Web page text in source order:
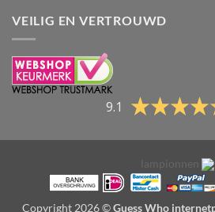
VEILIG EN VERTROUWD
9.1
lampionnen
Copyright 2026 ©Guess Who